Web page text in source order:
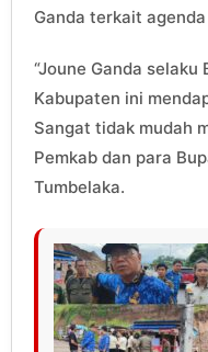
Ganda terkait
“Joune Ganda
Kabupaten ini
Sangat tidak mudah
Pemkab dan para
Tumbelaka.